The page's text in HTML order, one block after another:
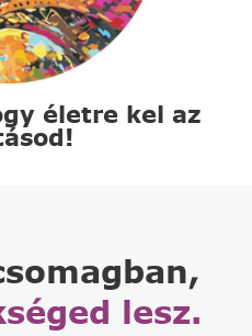
életre kel az
lesz.